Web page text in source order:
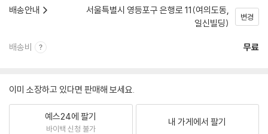
배송안내
서울특별시 영등포구 은행로 11(여의도동,
일신빌딩)
변경
배송비 무료
이미 소장하고 있다면 판매해 보세요.
예스24에 팔기
바이백 신청 불가
내 가게에서 팔기